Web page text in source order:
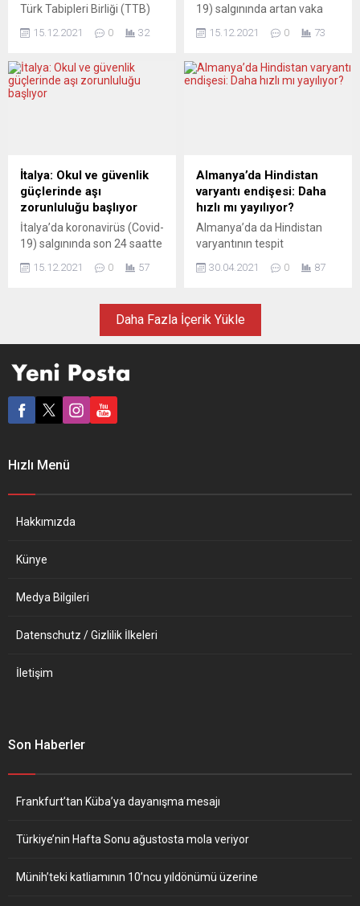
Türk Tabipleri Birliği (TTB)
çarşamba günü yapılacak
şartlar dışında sağlık
kurumlarına başvurmayarak
Kurulu’nda hekim ve diş
hekimlerinin özlük
haklarında iyileştirme
yapılmasını öngören
düzenleme teklifi geri
çekilmişti. AKP
milletvekillerinin önergesiyle
15.12.2021 0 32
19) salgınında artan vaka
varyantının yayılmasının
kapanmanın 1 ay uzatıldığını
açıkladı. Ülkede geçici
Covid-19 vakalarındaki
yüksek artışa karşı alınan ek
önlemleri açıkladı....
15.12.2021 0 73
İtalya: Okul ve güvenlik
güçlerinde aşı
zorunluluğu başlıyor
İtalya’da koronavirüs (Covid-
19) salgınında son 24 saatte
120 kişinin hayatını
kaybetmesiyle yaşamını
aştı. Sağlık Bakanlığının
verilerine göre, ülkede son
24 saatte yapılan 776 bin
Kovid-19 tanısı konuldu.
şubat 2020’den bu yana
toplam vaka sayısı 5
15.12.2021 0 57
Almanya’da Hindistan
varyantı endişesi: Daha
hızlı mı yayılıyor?
Almanya’da da Hindistan
varyantının tespit
edilmesinin ardından durum
endişeyle izleniyor. Ancak
durumu “alarm verici” olarak
sınıflandırmak için henüz
erken olduğunu açıkladı.
30.04.2021 0 87
Daha Fazla İçerik Yükle
Hızlı Menü
Hakkımızda
Künye
Medya Bilgileri
Datenschutz / Gizlilik İlkeleri
İletişim
Son Haberler
Frankfurt’tan Küba’ya dayanışma mesajı
Türkiye’nin Hafta Sonu ağustosta mola veriyor
Münih’teki katliamının 10’ncu yıldönümü üzerine